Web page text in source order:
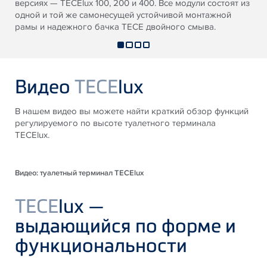
версиях — TECElux 100, 200 и 400. Все модули состоят из
одной и той же самонесущей устойчивой монтажной
рамы и надежного бачка TECE двойного смыва.
Видео TECElux
В нашем видео вы можете найти краткий обзор функций
регулируемого по высоте туалетного терминала
TECElux.
Видео: туалетный терминал TECElux
TECElux —
выдающийся по форме и
функциональности